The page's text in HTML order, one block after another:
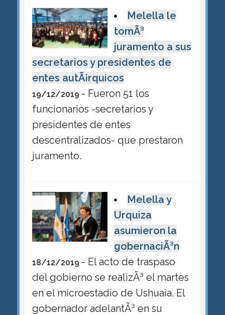
Melella le
tomÃ³
juramento a sus
secretarios y presidentes de
entes autÃ¡rquicos
19/12/2019 - Fueron 51 los
funcionarios -secretarios y
presidentes de entes
descentralizados- que prestaron
juramento.
Melella y
Urquiza
asumieron la
gobernaciÃ³n
18/12/2019 - El acto de traspaso
del gobierno se realizÃ³ el martes
en el microestadio de Ushuaia. El
gobernador adelantÃ³ en su